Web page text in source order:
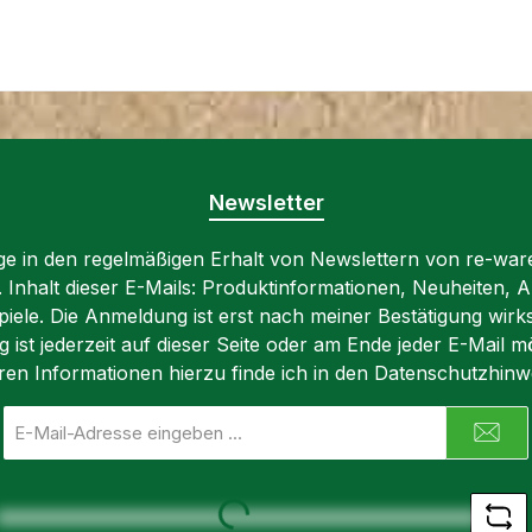
Newsletter
in den regelmäßigen Erhalt von Newslettern von re-
Inhalt dieser E-Mails: Produktinformationen, Neuheiten,
Die Anmeldung ist erst nach meiner Bestätigung
ist jederzeit auf dieser Seite oder am Ende jeder E-Mail
Informationen hierzu finde ich in den
Mail-